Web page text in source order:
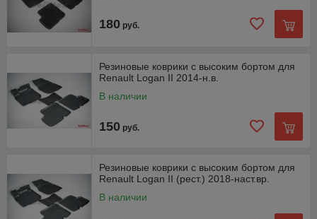
180 руб.
Резиновые коврики с высоким бортом для
Renault Logan II 2014-н.в.
В наличии
150 руб.
Резиновые коврики с высоким бортом для
Renault Logan II (рест.) 2018-наст.вр.
В наличии